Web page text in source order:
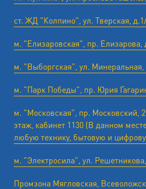
ст. ЖД "Колпино", ул. Тверская,
м. "Елизаровская", пр. Елизарова,
м. "Выборгская", ул. Минеральная,
м. "Парк Победы", пр. Юрия
м. "Московская", пр. Московский,
этаж, кабинет 1130 (В данном
любую технику, бытовую и
м. "Электросила", ул.
Промзона Мягловская,